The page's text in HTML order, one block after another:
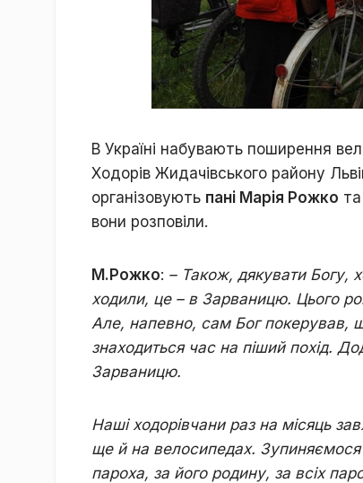
В Україні набувають поширення
Ходорів Жидачівського району
організовують пані Марія Рожко та
вони розповіли.
М.Рожко: – Також, дякувати
ходили, це – в Зарваницю. Цього
Але, напевно, сам Бог покерував,
знаходиться час на піший похід.
Зарваницю.
Наші ходорівчани раз на місяць
ще й на велосипедах. Зупиняємося
пароха, за його родину, за всіх